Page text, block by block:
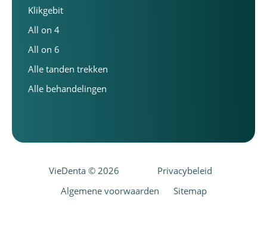
Klikgebit
All on 4
All on 6
Alle tanden trekken
Alle behandelingen
VieDenta © 2026
Privacybeleid
Algemene voorwaarden
Sitemap